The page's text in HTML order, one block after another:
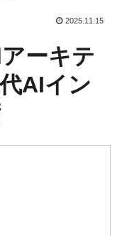
2025.11.15
ーキテ
AIイン